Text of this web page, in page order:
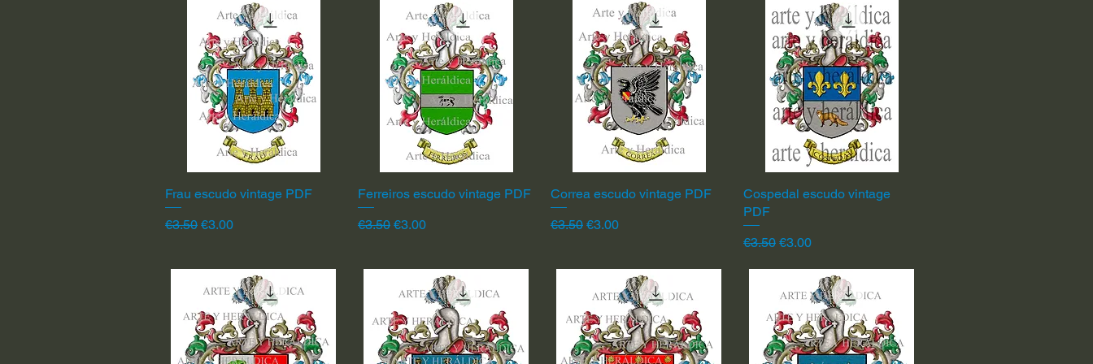
Quick View
Frau escudo vintage PDF
Regular Price
€3.50 Sale Price
€3.00
Quick View
Ferreiros escudo vintage PDF
Regular Price
€3.50 Sale Price
€3.00
Quick View
Correa escudo vintage PDF
Regular Price
€3.50 Sale Price
€3.00
Quick View
Cospedal escudo vintage
PDF
Regular Price
€3.50 Sale Price
€3.00